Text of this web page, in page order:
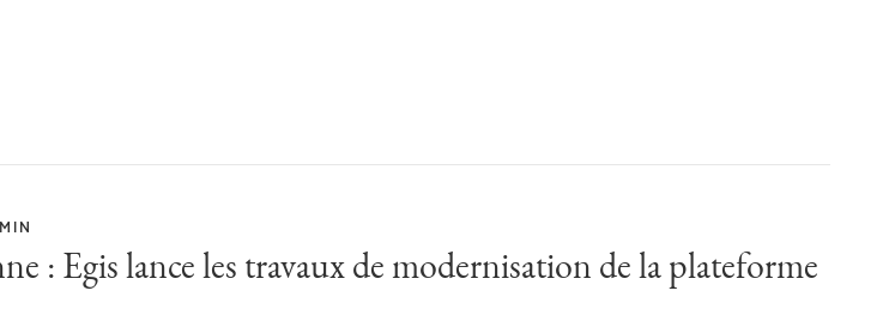
: Egis lance les travaux de modernisation de la plateforme